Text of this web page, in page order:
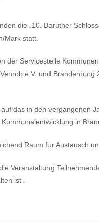
die „10. Baru­ther
​Mark statt.
der Ser­vice­stelle
e.V. und
das in den ver­gan­ge­nen
in
Raum für Aus­tausch
Ver­an­stal­tung
ist .